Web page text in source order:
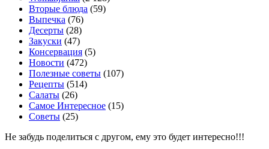
Вторые блюда (59)
Выпечка (76)
Десерты (28)
Закуски (47)
Консервация (5)
Новости (472)
Полезные советы (107)
Рецепты (514)
Салаты (26)
Самое Интересное (15)
Советы (25)
Не забудь поделиться с другом, ему это будет интересно!!!